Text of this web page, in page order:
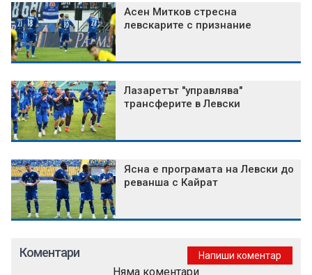
Асен Митков стресна
левскарите с признание
Лазаретът "управлява"
трансферите в Левски
Ясна е програмата на Левски до
реванша с Кайрат
Коментари Напиши коментар
Няма коментари